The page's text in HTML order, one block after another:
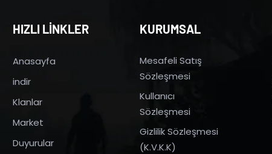
HIZLI LİNKLER
Anasayfa
indir
Klanlar
Market
Duyurular
KURUMSAL
Mesafeli Satış
Sözleşmesi
Kullanıcı
Sözleşmesi
Gizlilik Sözleşmesi
(K.V.K.K)